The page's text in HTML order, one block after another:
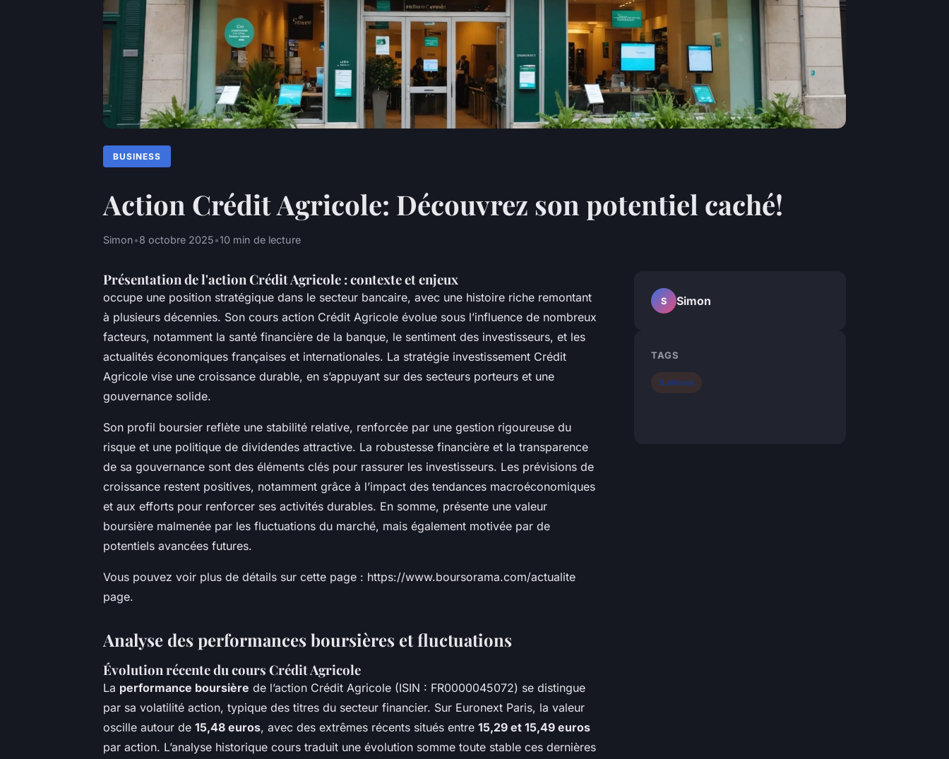
BUSINESS
Action Crédit Agricole: Découvrez son potentiel caché!
Simon•8 octobre 2025•10 min de lecture
Présentation de l'action Crédit Agricole : contexte et enjeux
occupe une position stratégique dans le secteur bancaire, avec une histoire riche remontant
à plusieurs décennies. Son cours action Crédit Agricole évolue sous l’influence de nombreux
facteurs, notamment la santé financière de la banque, le sentiment des investisseurs, et les
actualités économiques françaises et internationales. La stratégie investissement Crédit
Agricole vise une croissance durable, en s’appuyant sur des secteurs porteurs et une
gouvernance solide.
Son profil boursier reflète une stabilité relative, renforcée par une gestion rigoureuse du
risque et une politique de dividendes attractive. La robustesse financière et la transparence
de sa gouvernance sont des éléments clés pour rassurer les investisseurs. Les prévisions de
croissance restent positives, notamment grâce à l’impact des tendances macroéconomiques
et aux efforts pour renforcer ses activités durables. En somme, présente une valeur
boursière malmenée par les fluctuations du marché, mais également motivée par de
potentiels avancées futures.
Vous pouvez voir plus de détails sur cette page : https://www.boursorama.com/actualite
page.
Analyse des performances boursières et fluctuations
Évolution récente du cours Crédit Agricole
La performance boursière de l’action Crédit Agricole (ISIN : FR0000045072) se distingue
par sa volatilité action, typique des titres du secteur financier. Sur Euronext Paris, la valeur
oscille autour de 15,48 euros, avec des extrêmes récents situés entre 15,29 et 15,49 euros
par action. L’analyse historique cours traduit une évolution somme toute stable ces dernières
S Simon
TAGS
Business